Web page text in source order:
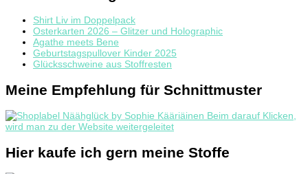
Shirt Liv im Doppelpack
Osterkarten 2026 – Glitzer und Holographic
Agathe meets Bene
Geburtstagspullover Kinder 2025
Glücksschweine aus Stoffresten
Meine Empfehlung für Schnittmuster
Hier kaufe ich gern meine Stoffe